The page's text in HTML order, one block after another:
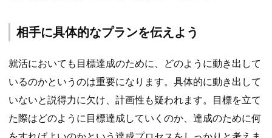
相手に具体的なプランを伝えよう
就活においても目標達成のために、どのように動き出して
いるのかというのは重要になります。具体的に動き出して
いないと説得力に欠け、計画性も疑われます。目標を立て
た際はどのように目標達成していくのか、達成のために何